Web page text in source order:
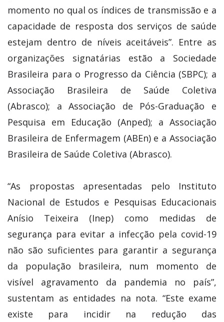
momento no qual os índices de transmissão e a
capacidade de resposta dos serviços de saúde
estejam dentro de níveis aceitáveis”. Entre as
organizações signatárias estão a Sociedade
Brasileira para o Progresso da Ciência (SBPC); a
Associação Brasileira de Saúde Coletiva
(Abrasco); a Associação de Pós-Graduação e
Pesquisa em Educação (Anped); a Associação
Brasileira de Enfermagem (ABEn) e a Associação
Brasileira de Saúde Coletiva (Abrasco).
“As propostas apresentadas pelo Instituto
Nacional de Estudos e Pesquisas Educacionais
Anísio Teixeira (Inep) como medidas de
segurança para evitar a infecção pela covid-19
não são suficientes para garantir a segurança
da população brasileira, num momento de
visível agravamento da pandemia no país”,
sustentam as entidades na nota. “Este exame
existe para incidir na redução das